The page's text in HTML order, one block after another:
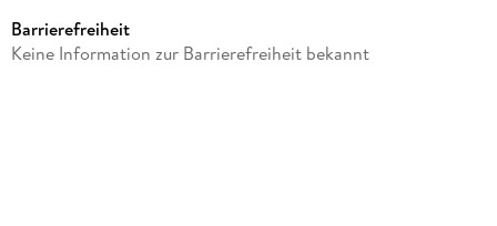
Reihe
Barrierefreiheit
Keine Information zur Barrierefreiheit bekannt